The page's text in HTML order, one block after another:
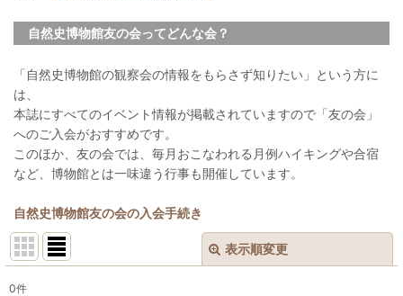
自然史博物館友の会ってどんな会？
「自然史博物館の観察会の情報をもらさず知りたい」という方に
は、
本誌にすべてのイベント情報が掲載されていますので「友の会」
へのご入会がおすすめです。
このほか、友の会では、毎月おこなわれる月例ハイキングや合宿
など、博物館とは一味違う行事も開催しています。
自然史博物館友の会の入会手続き
表示順変更
0件